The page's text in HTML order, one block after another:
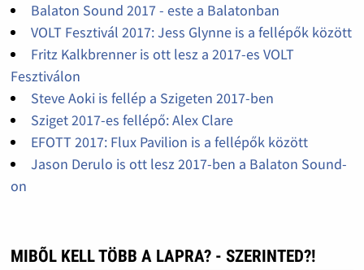
Balaton Sound 2017 - este a Balatonban
VOLT Fesztivál 2017: Jess Glynne is a fellépők között
Fritz Kalkbrenner is ott lesz a 2017-es VOLT
Fesztiválon
Steve Aoki is fellép a Szigeten 2017-ben
Sziget 2017-es fellépő: Alex Clare
EFOTT 2017: Flux Pavilion is a fellépők között
Jason Derulo is ott lesz 2017-ben a Balaton Sound-
on
MIBÕL KELL TÖBB A LAPRA? - SZERINTED?!